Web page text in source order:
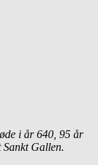
i år 640, 95 år
Gallen.